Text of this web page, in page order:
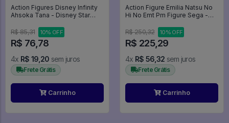
Action Figures Disney Infinity
Ahsoka Tana - Disney Star
R$ 85,31
10% OFF
R$ 76,78
4x R$ 19,20 sem juros
Frete Grátis
Carrinho
Action Figure Emilia Natsu No
Hi No Emt Pm Figure Sega -
R$ 250,32
10% OFF
R$ 225,29
4x R$ 56,32 sem juros
Frete Grátis
Carrinho